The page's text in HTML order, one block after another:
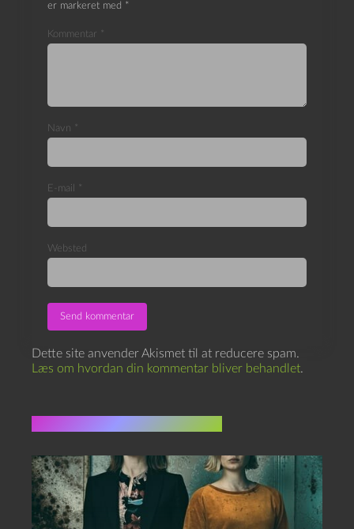
er markeret med *
Kommentar *
Navn *
E-mail *
Websted
Dette site anvender Akismet til at reducere spam.
Læs om hvordan din kommentar bliver behandlet.